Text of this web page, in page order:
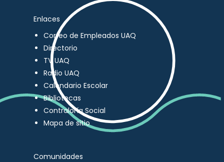
Enlaces
Correo de Empleados UAQ
Directorio
TV UAQ
Radio UAQ
Calendario Escolar
Bibliotecas
Contraloría Social
Mapa de sitio
Comunidades